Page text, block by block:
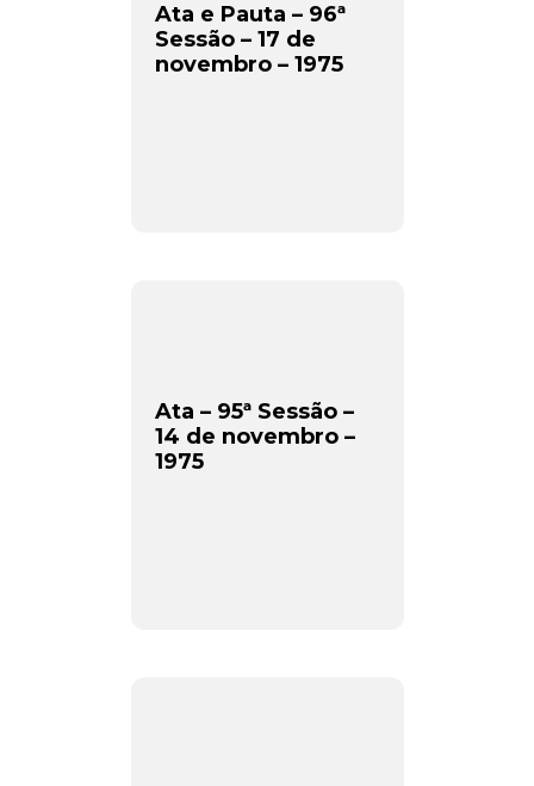
Ata e Pauta – 96ª
Sessão – 17 de
novembro – 1975
Ata – 95ª Sessão –
14 de novembro –
1975